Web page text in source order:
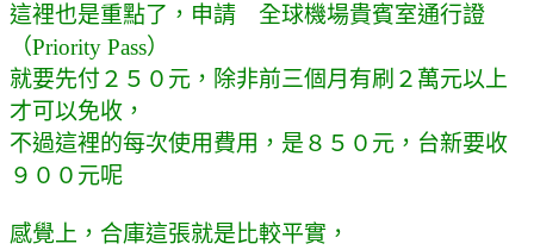
這裡也是重點了，申請 全球機場貴賓室通行證
（Priority Pass）
就要先付２５０元，除非前三個月有刷２萬元以上
才可以免收，
不過這裡的每次使用費用，是８５０元，台新要收
９００元呢
感覺上，合庫這張就是比較平實，